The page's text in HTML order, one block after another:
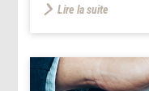
Lire la suite